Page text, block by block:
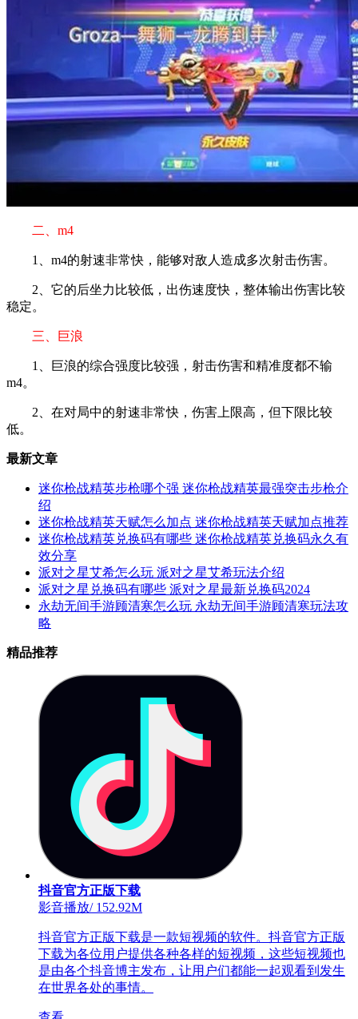
二、m4
1、m4的射速非常快，能够对敌人造成多次射击伤害。
2、它的后坐力比较低，出伤速度快，整体输出伤害比较
稳定。
三、巨浪
1、巨浪的综合强度比较强，射击伤害和精准度都不输
m4。
2、在对局中的射速非常快，伤害上限高，但下限比较
低。
最新文章
迷你枪战精英步枪哪个强 迷你枪战精英最强突击步枪介
绍
迷你枪战精英天赋怎么加点 迷你枪战精英天赋加点推荐
迷你枪战精英兑换码有哪些 迷你枪战精英兑换码永久有
效分享
派对之星艾希怎么玩 派对之星艾希玩法介绍
派对之星兑换码有哪些 派对之星最新兑换码2024
永劫无间手游顾清寒怎么玩 永劫无间手游顾清寒玩法攻
略
精品推荐
抖音官方正版下载
影音播放/152.92M
抖音官方正版下载是一款短视频的软件。抖音官方正版
下载为各位用户提供各种各样的短视频，这些短视频也
是由各个抖音博主发布，让用户们都能一起观看到发生
在世界各处的事情。